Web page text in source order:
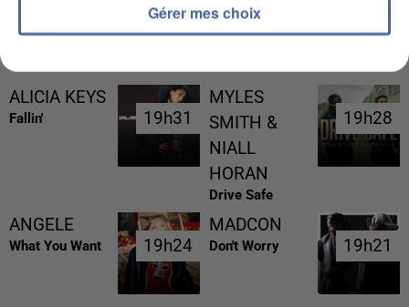
RÉCEMMENT DIFFUSÉ
ALICIA KEYS
Fallin' 19h31
19h31
MYLES
SMITH &
NIALL
HORAN
Drive Safe
19h28
19h28
ANGELE
What You Want 19h24
19h24
MADCON
Don't Worry 19h21
19h21
Gérer mes choix